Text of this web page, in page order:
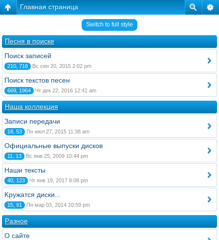
Главная страница
Switch to full style
Песня в поиске
Поиск записей
210, 718 Вс сен 20, 2015 2:02 pm
Поиск текстов песен
669, 1964 Чт дек 22, 2016 12:41 am
Наша коллекция
Записи передачи
18, 53 Пн июл 27, 2015 11:38 am
Официальные выпуски дисков
11, 13 Вс янв 25, 2009 10:44 pm
Наши тексты
40, 123 Чт янв 19, 2017 8:08 pm
Kружатся диски...
15, 91 Пн мар 03, 2014 10:59 pm
Разное
О сайте